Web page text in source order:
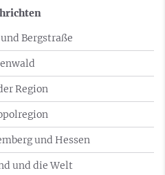
Bergstraße
Region
und Hessen
und die Welt